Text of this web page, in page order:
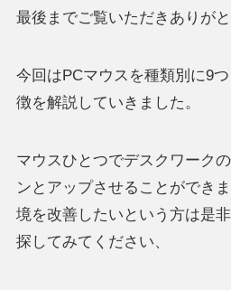
最後までご覧いただきありが
今回はPCマウスを種類別に9
徴を解説していきました。
マウスひとつでデスクワーク
ンとアップさせることができ
境を改善したいという方は是
探してみてください、